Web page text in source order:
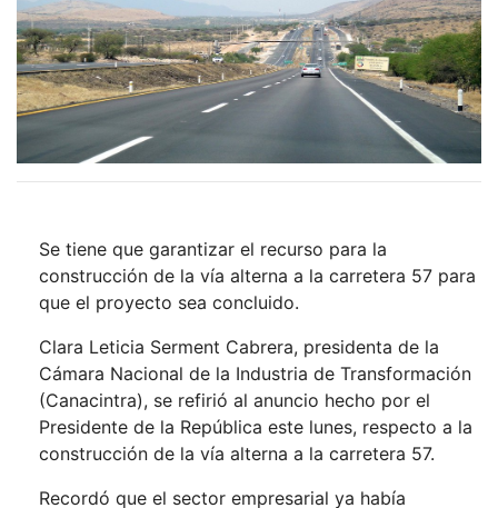
Se tiene que garantizar el recurso para la
construcción de la vía alterna a la carretera 57 para
que el proyecto sea concluido.
Clara Leticia Serment Cabrera, presidenta de la
Cámara Nacional de la Industria de Transformación
(Canacintra), se refirió al anuncio hecho por el
Presidente de la República este lunes, respecto a la
construcción de la vía alterna a la carretera 57.
Recordó que el sector empresarial ya había